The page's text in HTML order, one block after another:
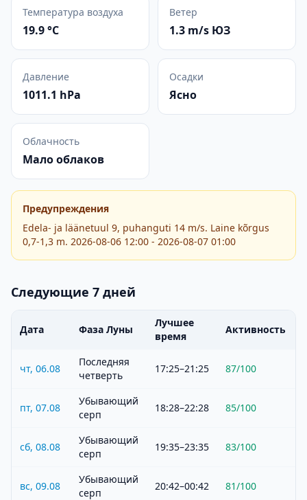
Температура воздуха
19.9 °C
Ветер
1.3 m/s ЮЗ
Давление
1011.1 hPa
Осадки
Ясно
Облачность
Мало облаков
Предупреждения
Edela- ja läänetuul 9, puhanguti 14 m/s. Laine kõrgus
0,7-1,3 m. 2026-08-06 12:00 - 2026-08-07 01:00
Следующие 7 дней
Дата Фаза Луны
Лучшее
время
Активность
чт, 06.08
Последняя
четверть
17:25–21:25 87/100
пт, 07.08
Убывающий
серп
18:28–22:28 85/100
сб, 08.08
Убывающий
серп
19:35–23:35 83/100
вс, 09.08
Убывающий
серп
20:42–00:42 81/100